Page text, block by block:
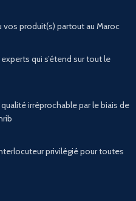
produit(s) partout au Maroc
qui s’étend sur tout le
irréprochable par le biais de
privilégié pour toutes